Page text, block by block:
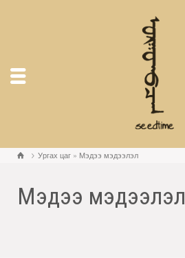
Ургах цаг » Мэдээ мэдээлэл
Мэдээ мэдээлэл